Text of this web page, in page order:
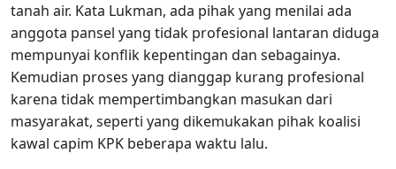
tanah air. Kata Lukman, ada pihak yang menilai ada
anggota pansel yang tidak profesional lantaran diduga
mempunyai konflik kepentingan dan sebagainya.
Kemudian proses yang dianggap kurang profesional
karena tidak mempertimbangkan masukan dari
masyarakat, seperti yang dikemukakan pihak koalisi
kawal capim KPK beberapa waktu lalu.